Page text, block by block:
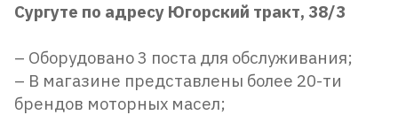
Сургуте по адресу Югорский тракт, 38/3
– Оборудовано 3 поста для обслуживания;
– В магазине представлены более 20-ти
брендов моторных масел;